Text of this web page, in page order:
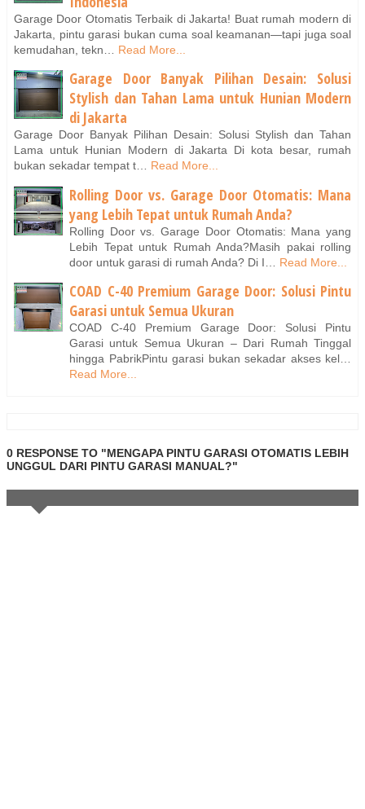
Garage Door Otomatis Terbaik di Jakarta! Buat rumah modern di
Jakarta, pintu garasi bukan cuma soal keamanan—tapi juga soal
kemudahan, tekn…
Read More...
Garage Door Banyak Pilihan Desain: Solusi
Stylish dan Tahan Lama untuk Hunian Modern
di Jakarta
Garage Door Banyak Pilihan Desain: Solusi Stylish dan Tahan
Lama untuk Hunian Modern di Jakarta Di kota besar, rumah
bukan sekadar tempat t… Read More...
Rolling Door vs. Garage Door Otomatis: Mana
yang Lebih Tepat untuk Rumah Anda?
Rolling Door vs. Garage Door Otomatis: Mana yang
Lebih Tepat untuk Rumah Anda?Masih pakai rolling
door untuk garasi di rumah Anda? Di I…
Read More...
COAD C-40 Premium Garage Door: Solusi Pintu
Garasi untuk Semua Ukuran
COAD C-40 Premium Garage Door: Solusi Pintu
Garasi untuk Semua Ukuran – Dari Rumah Tinggal
hingga PabrikPintu garasi bukan sekadar akses kel…
Read More...
0 RESPONSE TO "MENGAPA PINTU GARASI OTOMATIS LEBIH
UNGGUL DARI PINTU GARASI MANUAL?"